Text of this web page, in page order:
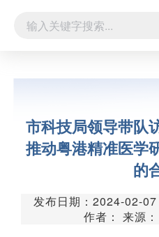
市科技局领导带队
推动粤港精准医学
的
发布日期：2024-02-
作者： 来源：